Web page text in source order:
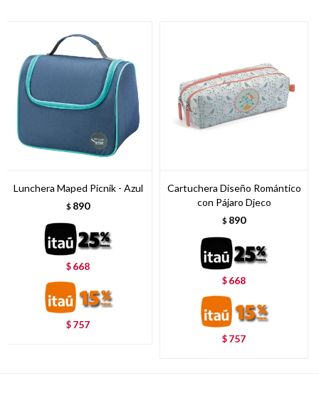
Lunchera Maped Picnik - Azul
$ 890
$ 668
$ 757
Cartuchera Diseño Romántico
con Pájaro Djeco
$ 890
$ 668
$ 757